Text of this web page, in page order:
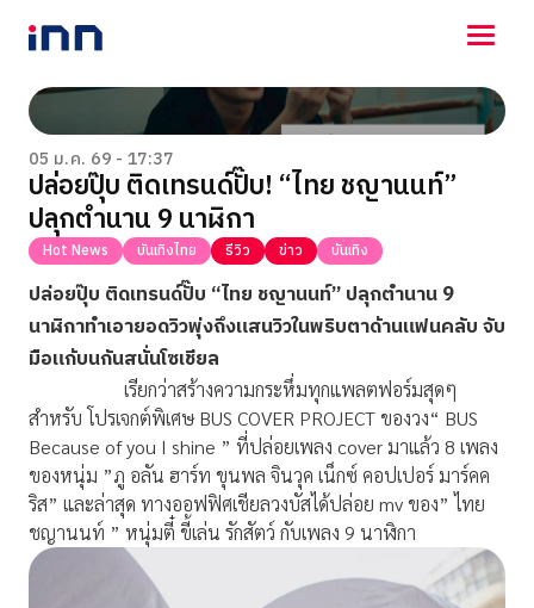
NEWS
ENTERTAINMENT
LIFESTYLE
HOROSCOPE
LOTTERY
VIDEO
ร่วมด้วยช่วยกัน
05 ม.ค. 69 - 17:37
ปล่อยปุ๊บ ติดเทรนด์ปั๊บ! “ไทย ชญานนท์”
ปลุกตำนาน 9 นาฬิกา
Hot News บันเทิงไทย รีวิว ข่าว บันเทิง
ปล่อยปุ๊บ ติดเทรนด์ปั๊บ “ไทย ชญานนท์” ปลุกตำนาน 9
นาฬิกาทำเอายอดวิวพุ่งถึงแสนวิวในพริบตาด้านแฟนคลับ จับ
มือแก้บนกันสนั่นโซเชียล
เรียกว่าสร้างความกระหึ่มทุกแพลตฟอร์มสุดๆ
สำหรับ โปรเจกต์พิเศษ BUS COVER PROJECT ของวง“ BUS
Because of you I shine ” ที่ปล่อยเพลง cover มาแล้ว 8 เพลง
ของหนุ่ม ”ภู อลัน ฮาร์ท ขุนพล จินวุค เน็กซ์ คอปเปอร์ มาร์คค
ริส” และล่าสุด ทางออฟฟิศเชียลวงบัสได้ปล่อย mv ของ” ไทย
ชญานนท์ ” หนุ่มตี๋ ขี้เล่น รักสัตว์ กับเพลง 9 นาฬิกา